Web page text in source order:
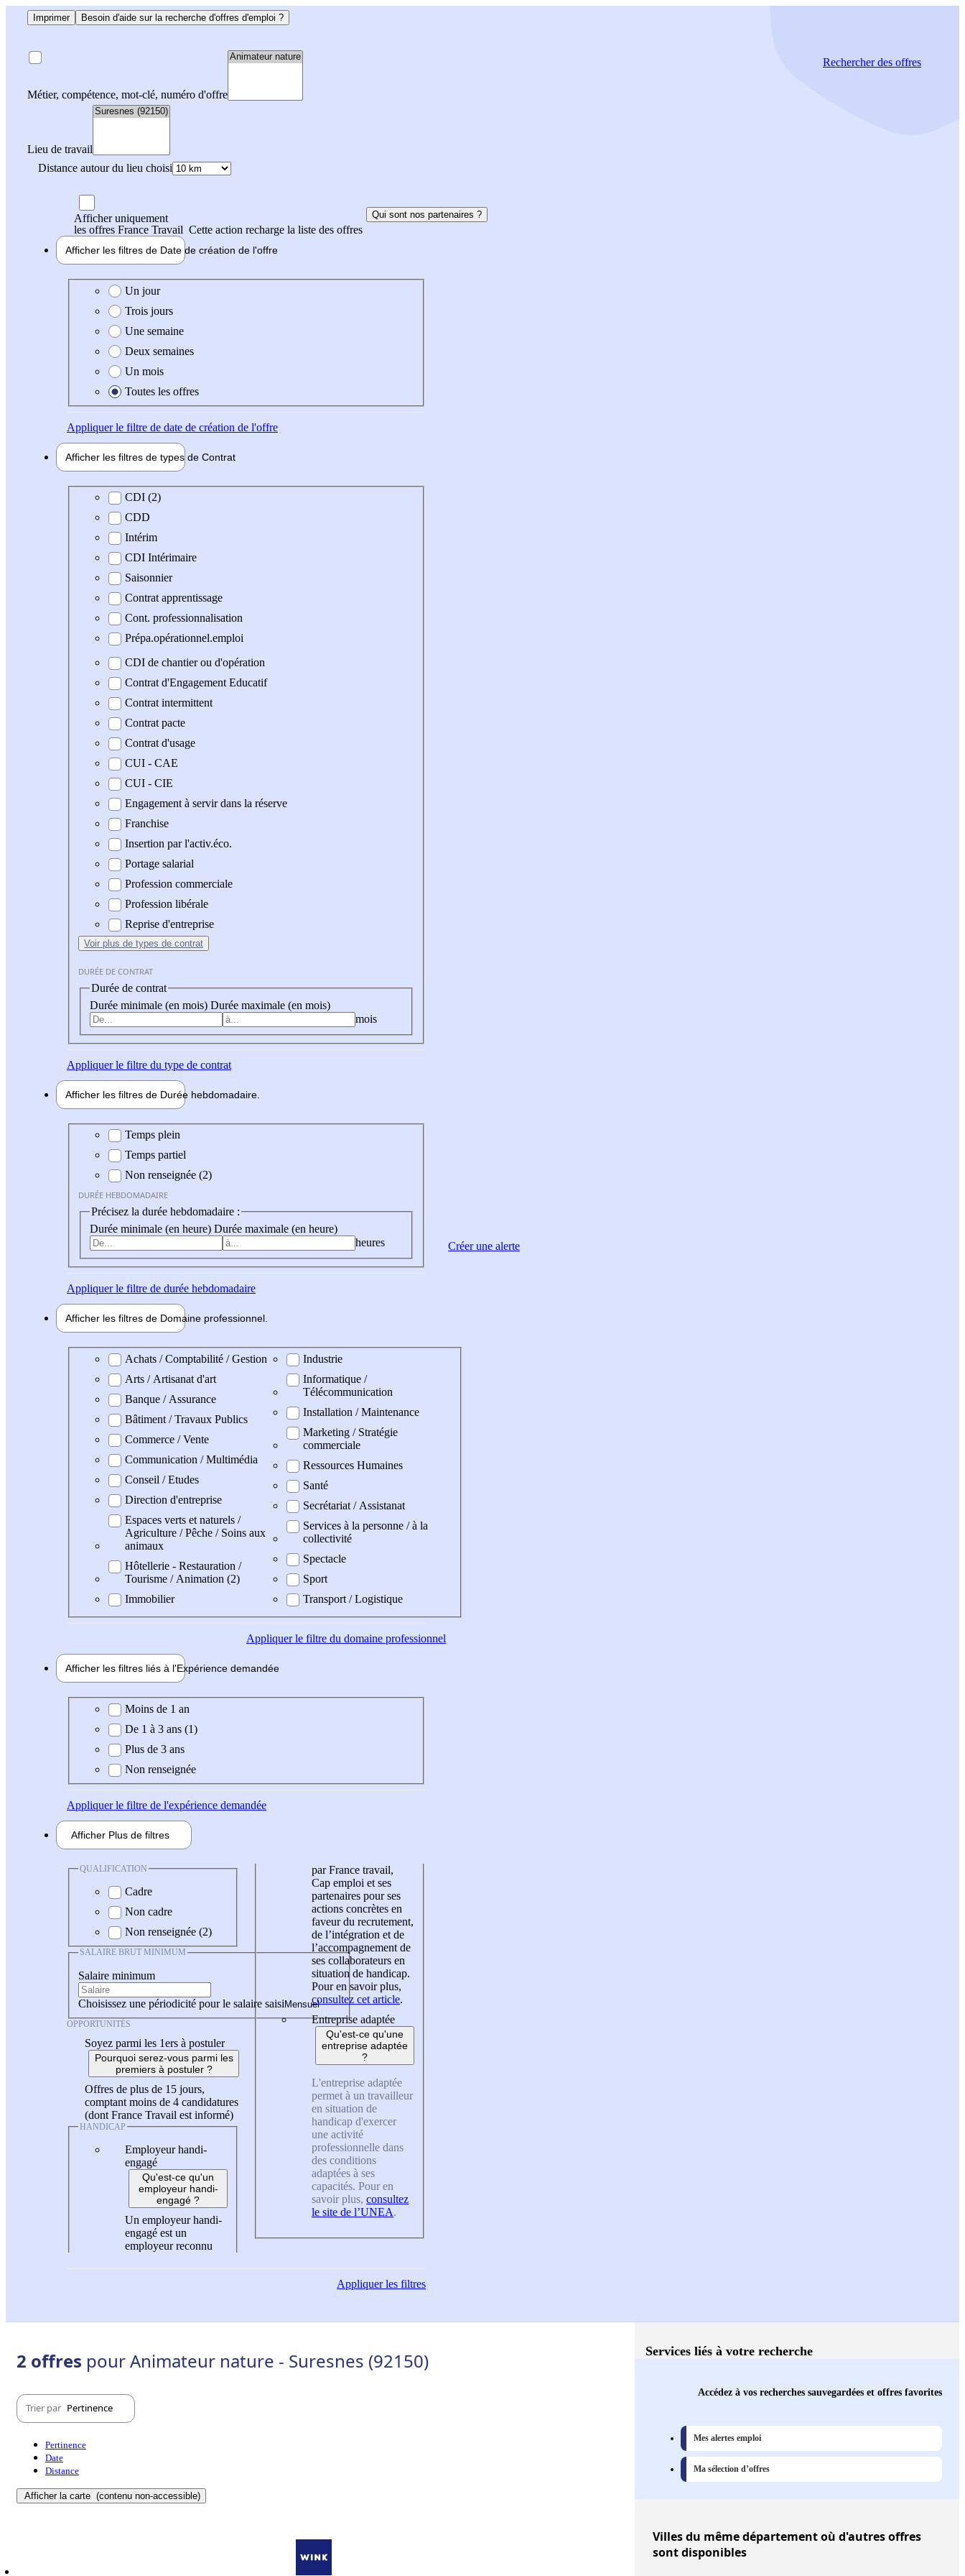
Imprimer Besoin d'aide sur la recherche d'offres d'emploi ?
Métier, compétence, mot-clé, numéro d'offre
Lieu de travail
Distance autour du lieu choisi
Rechercherdes offres
Afficher uniquement
les offres France Travail Cette action recharge la liste des offres
Qui sont nos partenaires ?
Afficher les filtres de Date de création de l'offre
Date de création de l'offre
Un jour
Trois jours
Une semaine
Deux semaines
Un mois
Toutes les offres
Appliquerle filtre de date de création de l'offre
Afficher les filtres de types de Contrat
Type de contrat
CDI (2)
CDD
Intérim
CDI Intérimaire
Saisonnier
Contrat apprentissage
Cont. professionnalisation
Prépa.opérationnel.emploi
CDI de chantier ou d'opération
Contrat d'Engagement Educatif
Contrat intermittent
Contrat pacte
Contrat d'usage
CUI - CAE
CUI - CIE
Engagement à servir dans la réserve
Franchise
Insertion par l'activ.éco.
Portage salarial
Profession commerciale
Profession libérale
Reprise d'entreprise
Voir plus de types de contrat
DURÉE DE CONTRAT
Durée de contrat
Durée minimale (en mois) Durée maximale (en mois)
mois
Appliquerle filtre du type de contrat
Afficher les filtres de Durée hebdomadaire
Durée hebdomadaire
Temps plein
Temps partiel
Non renseignée (2)
DURÉE HEBDOMADAIRE
Précisez la durée hebdomadaire :
Durée minimale (en heure) Durée maximale (en heure)
heures
Appliquerle filtre de durée hebdomadaire
Afficher les filtres de Domaine professionnel
Domaine professionel
Achats / Comptabilité / Gestion
Arts / Artisanat d'art
Banque / Assurance
Bâtiment / Travaux Publics
Commerce / Vente
Communication / Multimédia
Conseil / Etudes
Direction d'entreprise
Espaces verts et naturels /
Agriculture / Pêche / Soins aux
animaux
Hôtellerie - Restauration /
Tourisme / Animation (2)
Immobilier
Industrie
Informatique /
Télécommunication
Installation / Maintenance
Marketing / Stratégie
commerciale
Ressources Humaines
Santé
Secrétariat / Assistanat
Services à la personne / à la
collectivité
Spectacle
Sport
Transport / Logistique
Appliquerle filtre du domaine professionnel
Afficher les filtres liés à l'Expérience demandée
Expérience demandée
Moins de 1 an
De 1 à 3 ans (1)
Plus de 3 ans
Non renseignée
Appliquerle filtre de l'expérience demandée
Afficher Plus de filtres
QUALIFICATION
Cadre
Non cadre
Non renseignée (2)
SALAIRE BRUT MINIMUM
Salaire minimum
Choisissez une périodicité pour le salaire saisi
OPPORTUNITÉS
Soyez parmi les 1ers à postuler
Pourquoi serez-vous parmi les
premiers à postuler ?
Offres de plus de 15 jours,
comptant moins de 4 candidatures
(dont France Travail est informé)
HANDICAP
Employeur handi-
engagé
Qu'est-ce qu'un
employeur handi-
engagé ?
Un employeur handi-
engagé est un
employeur reconnu
par France travail,
Cap emploi et ses
partenaires pour ses
actions concrètes en
faveur du recrutement,
de l’intégration et de
l’accompagnement de
ses collaborateurs en
situation de handicap.
Pour en savoir plus,
consultez cet article.
Entreprise adaptée
Qu'est-ce qu'une
entreprise adaptée
?
L'entreprise adaptée
permet à un travailleur
en situation de
handicap d'exercer
une activité
professionnelle dans
des conditions
adaptées à ses
capacités. Pour en
savoir plus, consultez
le site de l’UNEA.
Appliquerles filtres
Créer une alerte
2 offres pour Animateur nature - Suresnes (92150)
Trier par Pertinence
Pertinence
Date
Distance
Afficher la carte (contenu non-accessible)
Services liés à votre recherche
Accédez à vos recherches sauvegardées et offres favorites
Mes alertes emploi
Ma sélection d’offres
Villesdu même département où d'autres offres
sont disponibles